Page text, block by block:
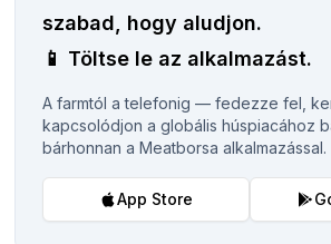
szabad, hogy aludjon.
📱 Töltse le az alkalmazást.
A farmtól a telefonig — fedezze fel,
kapcsolódjon a globális húspiacához
bárhonnan a Meatborsa alkalmazással.
App Store